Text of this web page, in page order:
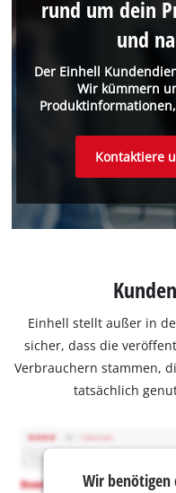
Der Einhell
Wir kümmern
rund um dein
und
Kontaktiere
Einhell stellt außer in
sicher, dass die
Verbrauchern stammen,
tatsächlich
Wir benötigen